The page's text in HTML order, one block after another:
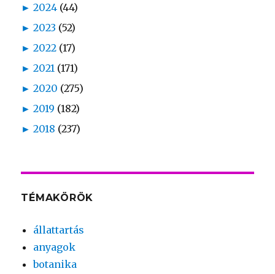
► 2024 (44)
► 2023 (52)
► 2022 (17)
► 2021 (171)
► 2020 (275)
► 2019 (182)
► 2018 (237)
TÉMAKÖRÖK
állattartás
anyagok
botanika